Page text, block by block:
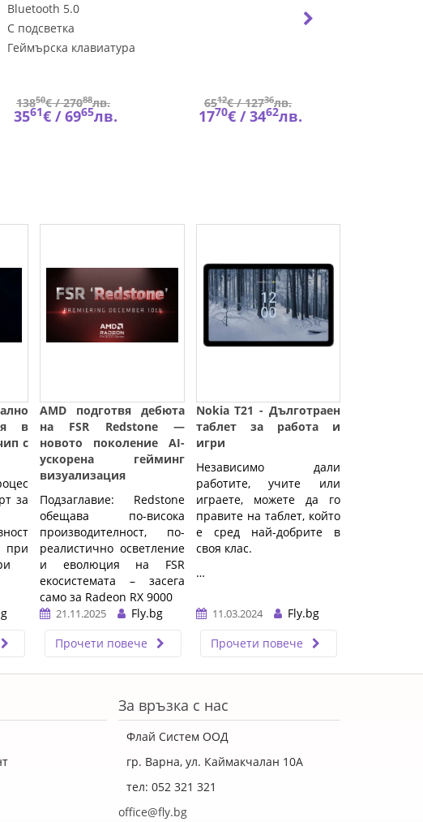
Bluetooth 5.0
С подсветка
Геймърска клавиатура
13850€ /27088лв.
3561€ /6965лв.
6512€ /12736лв.
1770€ /3462лв.
в
с
за
при
AMD подготвя дебюта
на FSR Redstone —
новото поколение AI-
ускорена гейминг
визуализация
Подзаглавие: Redstone
обещава по-висока
производителност, по-
реалистично осветление
и еволюция на FSR
екосистемата – засега
само за Radeon RX 9000
… 21.11.2025
Fly.bg
Прочети повече
Nokia T21 - Дълготраен
таблет за работа и
игри
Независимо дали
работите, учите или
играете, можете да го
правите на таблет, който
е сред най-добрите в
своя клас.
…
11.03.2024
Fly.bg
Прочети повече
За връзка с нас
Флай Систем ООД
гр. Варна, ул. Каймакчалан 10А
тел: 052 321 321
office@fly.bg